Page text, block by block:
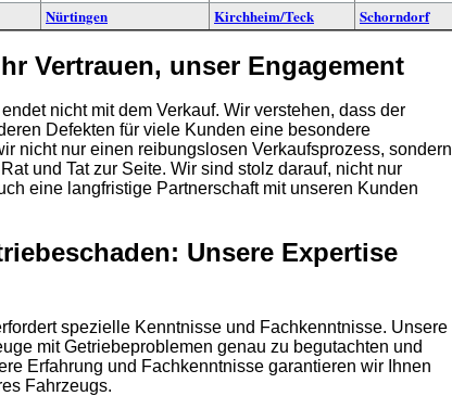
Nürtingen Kirchheim/Teck Schorndorf
Vertrauen, unser Engagement
nicht mit dem Verkauf. Wir verstehen, dass der
Defekten für viele Kunden eine besondere
nicht nur einen reibungslosen Verkaufsprozess, sondern
und Tat zur Seite. Wir sind stolz darauf, nicht nur
eine langfristige Partnerschaft mit unseren Kunden
Unsere Expertise
spezielle Kenntnisse und Fachkenntnisse. Unsere
mit Getriebeproblemen genau zu begutachten und
Erfahrung und Fachkenntnisse garantieren wir Ihnen
Fahrzeugs.